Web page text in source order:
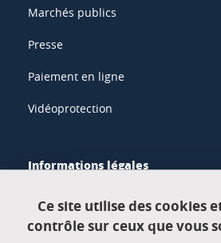
Marchés publics
Presse
Paiement en ligne
Vidéoprotection
Informations légales
Données personnelles
Ce site utilise des cookies
contrôle sur ceux que vous